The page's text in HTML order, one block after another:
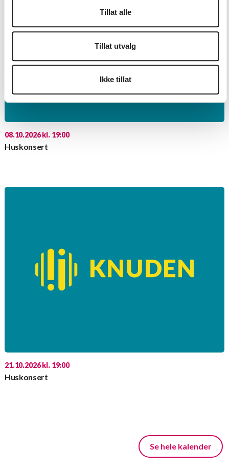
Tillat alle
Tillat utvalg
Ikke tillat
08.10.2026 kl. 19:00
Huskonsert
21.10.2026 kl. 19:00
Huskonsert
Se hele kalender